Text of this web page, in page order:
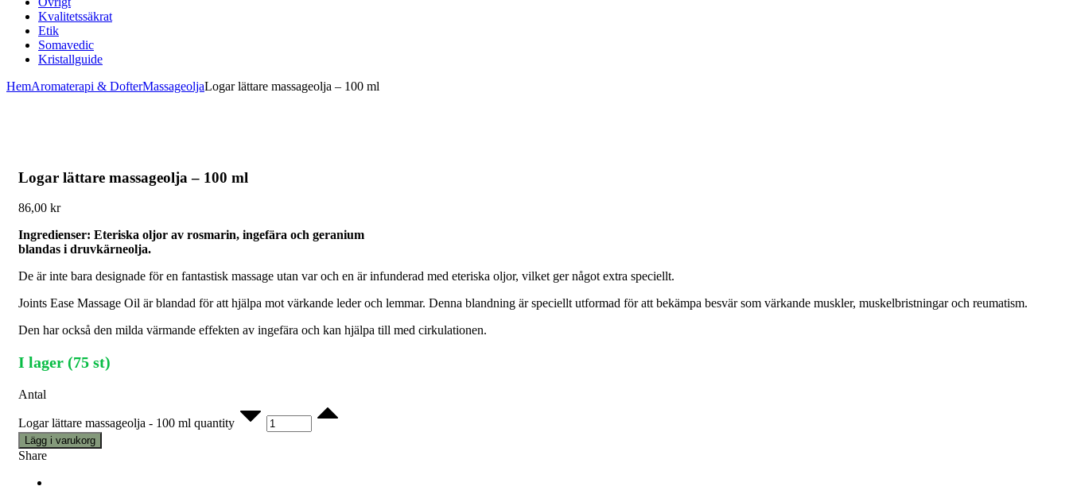
Kvalitetssäkrat
Etik
Somavedic
Kristallguide
HemAromaterapi & DofterMassageoljaLogar lättare massageolja – 100 ml
Logar lättare massageolja – 100 ml
86,00 kr
Ingredienser: Eteriska oljor av rosmarin, ingefära och geranium
blandas i druvkärneolja.
De är inte bara designade för en fantastisk massage utan var och en är infunderad med eteriska oljor, vilket ger något extra speciellt.
Joints Ease Massage Oil är blandad för att hjälpa mot värkande leder och lemmar. Denna blandning är speciellt utformad för att bekämpa besvär som värkande muskler, muskelbristningar och reumatism.
Den har också den milda värmande effekten av ingefära och kan hjälpa till med cirkulationen.
I lager (75 st)
Antal
Logar lättare massageolja - 100 ml quantity
Lägg i varukorg
Share